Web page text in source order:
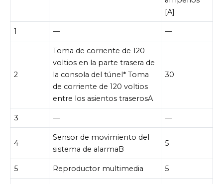
[A]
1 — —
2
Toma de corriente de 120
voltios en la parte trasera de
la consola del túnel* Toma
de corriente de 120 voltios
entre los asientos traserosA
30
3 — —
4
Sensor de movimiento del
sistema de alarmaB
5
5 Reproductor multimedia 5